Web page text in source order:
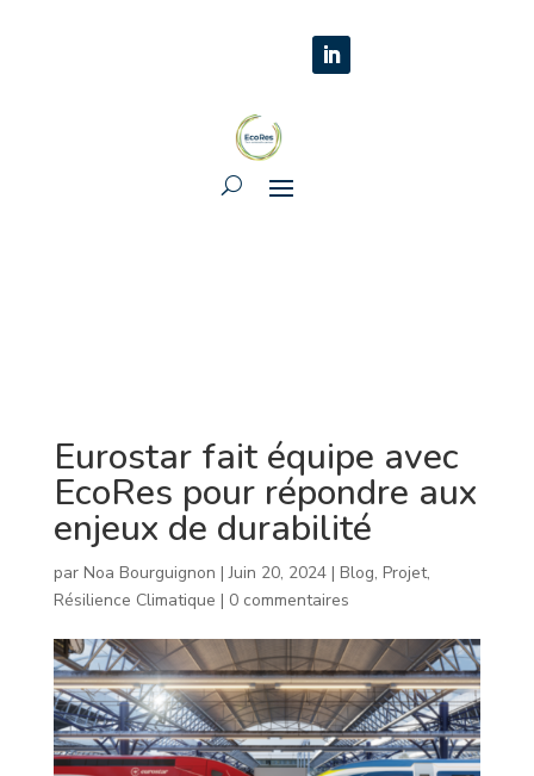
Eurostar fait équipe avec
EcoRes pour répondre aux
enjeux de durabilité
par Noa Bourguignon |Juin 20, 2024| Blog, Projet,
Résilience Climatique | 0 commentaires